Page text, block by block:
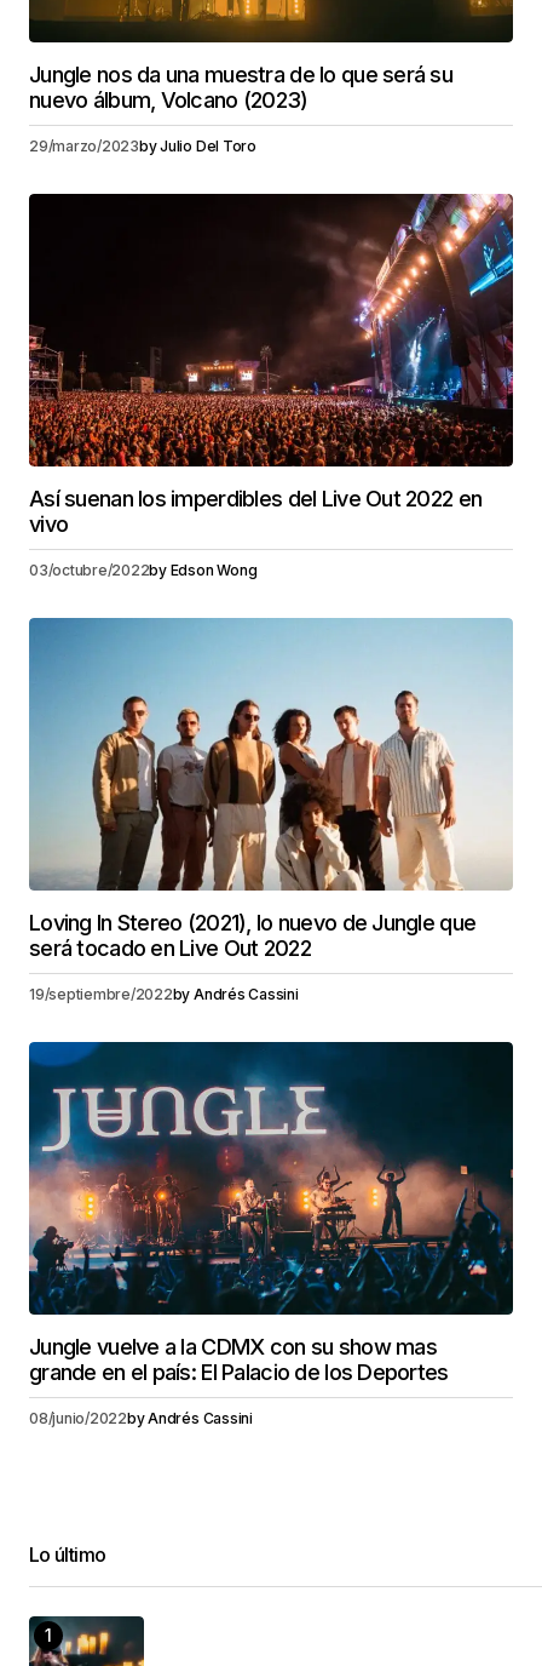
Jungle nos da una muestra de lo que será su
nuevo álbum, Volcano (2023)
29/marzo/2023byJulio Del Toro
Así suenan los imperdibles del Live Out 2022 en
vivo
03/octubre/2022by Edson Wong
Loving In Stereo (2021), lo nuevo de Jungle que
será tocado en Live Out 2022
19/septiembre/2022by Andrés Cassini
Jungle vuelve a la CDMX con su show mas
grande en el país: El Palacio de los Deportes
08/junio/2022byAndrés Cassini
Lo último